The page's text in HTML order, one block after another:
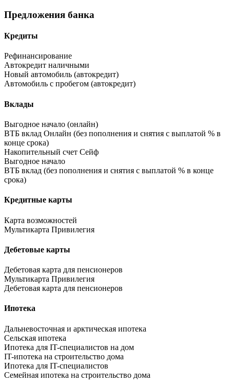
Предложения банка
Кредиты
Рефинансирование
Автокредит наличными
Новый автомобиль (автокредит)
Автомобиль с пробегом (автокредит)
Вклады
Выгодное начало (онлайн)
ВТБ вклад Онлайн (без пополнения и снятия с выплатой % в
конце срока)
Накопительный счет Сейф
Выгодное начало
ВТБ вклад (без пополнения и снятия с выплатой % в конце
срока)
Кредитные карты
Карта возможностей
Мультикарта Привилегия
Дебетовые карты
Дебетовая карта для пенсионеров
Мультикарта Привилегия
Дебетовая карта для пенсионеров
Ипотека
Дальневосточная и арктическая ипотека
Сельская ипотека
Ипотека для IT-специалистов на дом
IT-ипотека на строительство дома
Ипотека для IT-специалистов
Семейная ипотека на строительство дома